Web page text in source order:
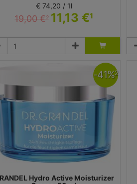
€ 74,20 / 1l
19,00 €2 11,13 €1
Creme
Dr. Grandel GmbH
Hydro Active Moisturizer
-41%2